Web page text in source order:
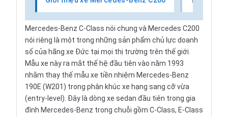
Mercedes-Benz C-Class nói chung và Mercedes C200
nói riêng là một trong những sản phẩm chủ lực doanh
số của hãng xe Đức tại mọi thị trường trên thế giới.
Mẫu xe này ra mắt thế hệ đầu tiên vào năm 1993
nhằm thay thế mẫu xe tiền nhiệm Mercedes-Benz
190E (W201) trong phân khúc xe hạng sang cỡ vừa
(entry-level). Đây là dòng xe sedan đầu tiên trong gia
đình Mercedes-Benz trong chuỗi gồm C-Class, E-Class